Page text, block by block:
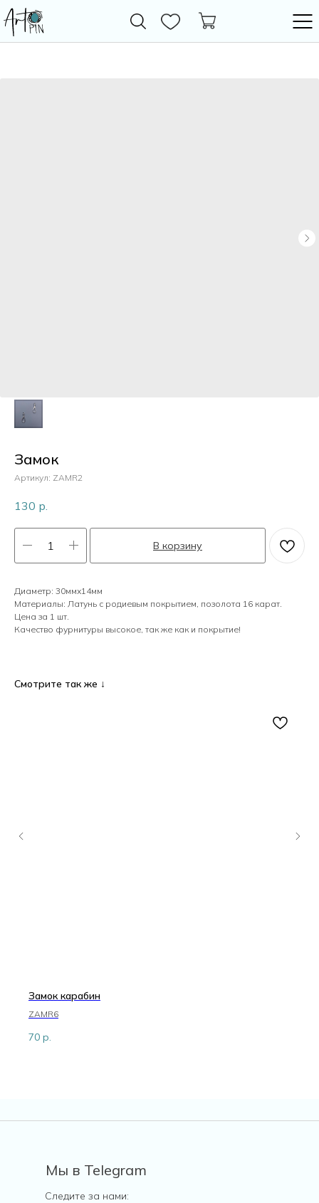
Жемчуг
Замок
Артикул: ZAMR2
130 р.
В корзину
Диаметр: 30ммх14мм
Материалы: Латунь с родиевым покрытием, позолота 16 карат.
Цена за 1 шт.
Качество фурнитуры высокое, так же как и покрытие!
Смотрите так же ↓
Замок карабин
ZAMR6
70 р.
Следите за нами:
Мы в Telegram